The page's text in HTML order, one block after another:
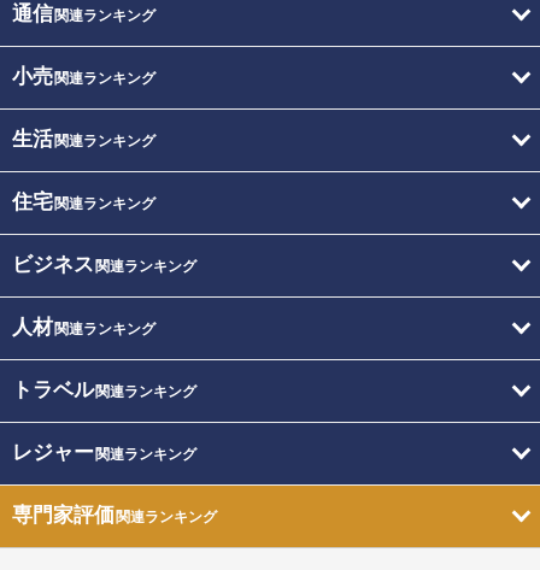
通信関連ランキング
小売関連ランキング
生活関連ランキング
住宅関連ランキング
ビジネス 関連ランキング
人材関連ランキング
トラベル関連ランキング
レジャー関連ランキング
専門家評価関連ランキング